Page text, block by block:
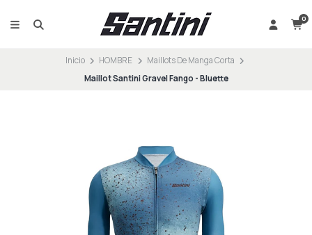
0
Inicio HOMBRE
Maillots De Manga Corta
Maillot Santini Gravel Fango - Bluette